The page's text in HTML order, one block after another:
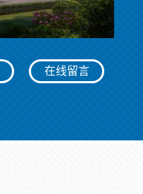
在线留言